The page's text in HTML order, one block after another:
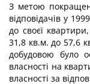
З метою
відповідачів у
до своєї
31,8 кв.м. до 57,6
добудовою було
власності на
власності за